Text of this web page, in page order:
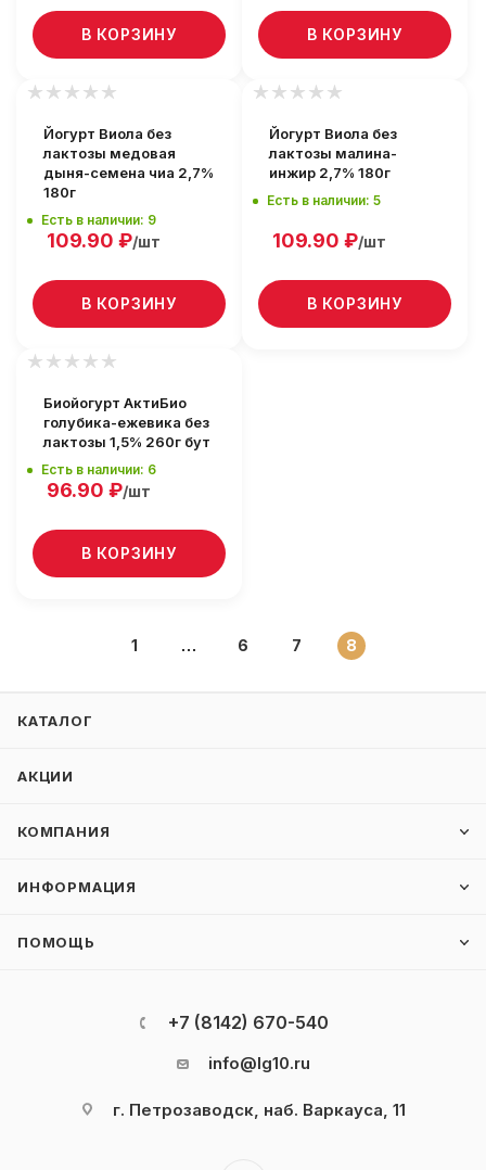
В КОРЗИНУ В КОРЗИНУ
Йогурт Виола без
лактозы медовая
дыня-семена чиа 2,7%
180г
Есть в наличии: 9
109.90 ₽/шт
В КОРЗИНУ
Йогурт Виола без
лактозы малина-
инжир 2,7% 180г
Есть в наличии: 5
109.90 ₽/шт
В КОРЗИНУ
Биойогурт АктиБио
голубика-ежевика без
лактозы 1,5% 260г бут
Есть в наличии: 6
96.90 ₽/шт
В КОРЗИНУ
1 6 7 8
КАТАЛОГ
АКЦИИ
КОМПАНИЯ
ИНФОРМАЦИЯ
ПОМОЩЬ
+7 (8142) 670-540
info@lg10.ru
г. Петрозаводск, наб. Варкауса, 11